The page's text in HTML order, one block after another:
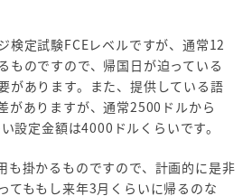
検定試験FCEレベルですが、通常12
ものですので、帰国日が迫っている
があります。また、提供している語
がありますが、通常2500ドルから
設定金額は4000ドルくらいです。
も掛かるものですので、計画的に是非
てももし来年3月くらいに帰るのな